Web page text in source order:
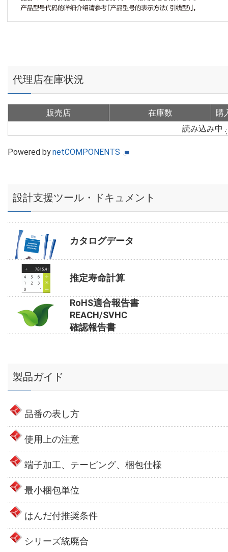
代理店在庫状況
販売店 在庫数
購
読み込み中
Powered bynetCOMPONENTS
設計支援ツール・ドキュメント
カタログデータ
推定寿命計算
RoHS適合報告書
REACH/SVHC
確認報告書
製品ガイド
品番の表し方
使用上の注意
端子加工、テーピング、梱包仕様
最小梱包単位
はんだ付推奨条件
シリーズ統廃合